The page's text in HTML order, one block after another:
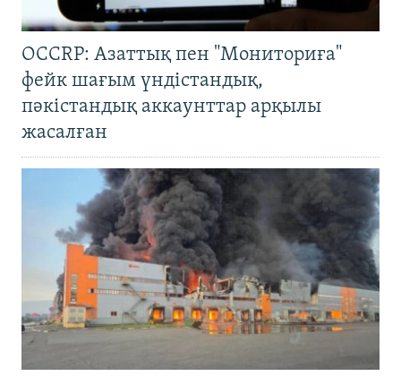
OCCRP: Азаттық пен "Мониториға"
фейк шағым үндістандық,
пәкістандық аккаунттар арқылы
жасалған